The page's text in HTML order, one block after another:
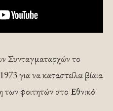
Συνταγματαρχών το
για να καταστείλει βίαια
των φοιτητών στο Εθνικό